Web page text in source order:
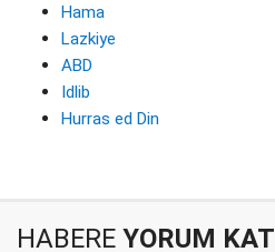
Hama
Lazkiye
ABD
Idlib
Hurras ed Din
HABERE YORUM KAT